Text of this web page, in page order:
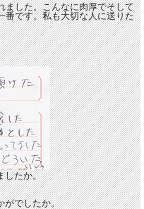
ました。こんなに肉厚でそして
番です。私も大切な人に送りた
したか。
がでしたか。